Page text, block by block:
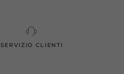
SERVIZIO CLIENTI